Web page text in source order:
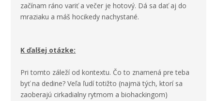
začínam ráno variť a večer je hotový. Dá sa dať aj do
mraziaku a máš hocikedy nachystané.
K ďalšej otázke:
Pri tomto záleží od kontextu. Čo to znamená pre teba
byť na dedine? Veľa ľudí totižto (najmä tých, ktorí sa
zaoberajú cirkadialny rytmom a biohackingom)